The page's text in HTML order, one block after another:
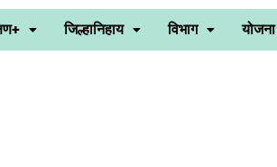
जिल्हानिहाय विभाग योजना